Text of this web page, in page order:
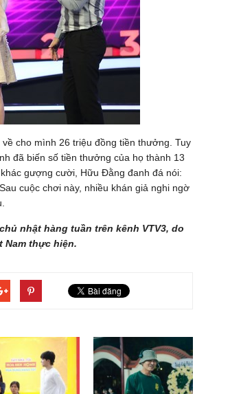
cho mình 26 triệu đồng tiền thưởng. Tuy
đã biến số tiền thưởng của họ thành 13
gượng cười, Hữu Đằng đanh đá nói:
cuộc chơi này, nhiều khán giả nghi ngờ
nhật hàng tuần trên kênh VTV3, do
Nam thực hiện.